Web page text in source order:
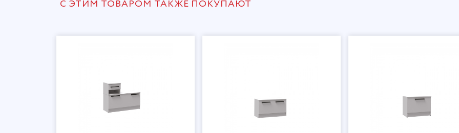
С ЭТИМ ТОВАРОМ ТАКЖЕ ПОКУПАЮТ